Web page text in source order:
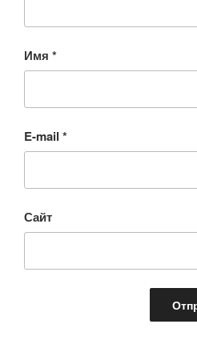
Имя *
E-mail *
Сайт